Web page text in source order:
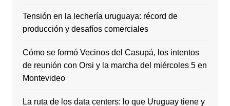
Tensión en la lechería uruguaya: récord de
producción y desafíos comerciales
Cómo se formó Vecinos del Casupá, los intentos
de reunión con Orsi y la marcha del miércoles 5 en
Montevideo
La ruta de los data centers: lo que Uruguay tiene y